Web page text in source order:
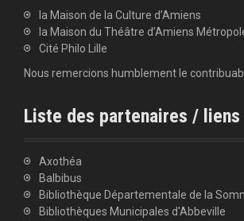
la Maison de la Culture d’Amiens
la Maison du Théâtre d’Amiens
Cité Philo Lille
Nous remercions humblement le
Liste des partenaires / liens
Axothéa
Balbibus
Bibliothèque Départementale de la
Bibliothèques Municipales d'Abbeville